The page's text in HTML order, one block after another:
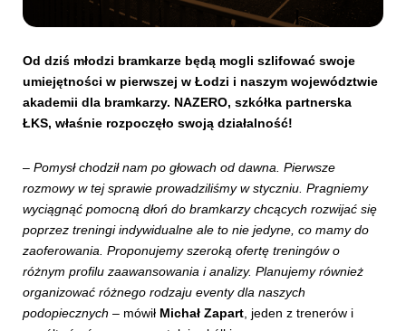
SKLEP KUP BILET
Od dziś młodzi bramkarze będą mogli szlifować swoje
umiejętności w pierwszej w Łodzi i naszym województwie
akademii dla bramkarzy. NAZERO, szkółka partnerska
ŁKS, właśnie rozpoczęło swoją działalność!
– Pomysł chodził nam po głowach od dawna. Pierwsze
rozmowy w tej sprawie prowadziliśmy w styczniu. Pragniemy
wyciągnąć pomocną dłoń do bramkarzy chcących rozwijać się
poprzez treningi indywidualne ale to nie jedyne, co mamy do
zaoferowania. Proponujemy szeroką ofertę treningów o
różnym profilu zaawansowania i analizy. Planujemy również
organizować różnego rodzaju eventy dla naszych
podopiecznych – mówił Michał Zapart, jeden z trenerów i